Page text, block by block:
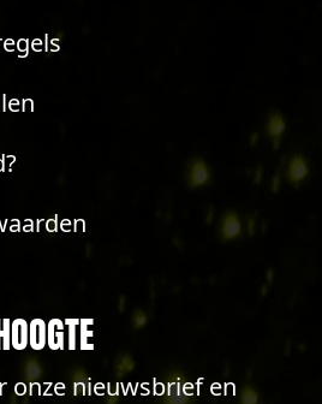
onze nieuwsbrief en